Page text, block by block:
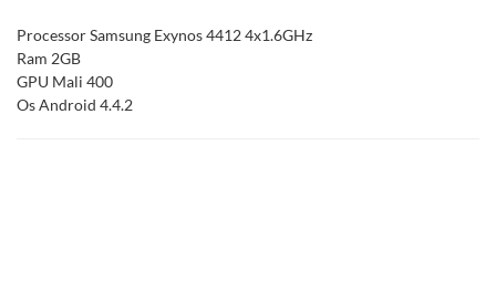
Processor Samsung Exynos 4412 4x1.6GHz
Ram 2GB
GPU Mali 400
Os Android 4.4.2